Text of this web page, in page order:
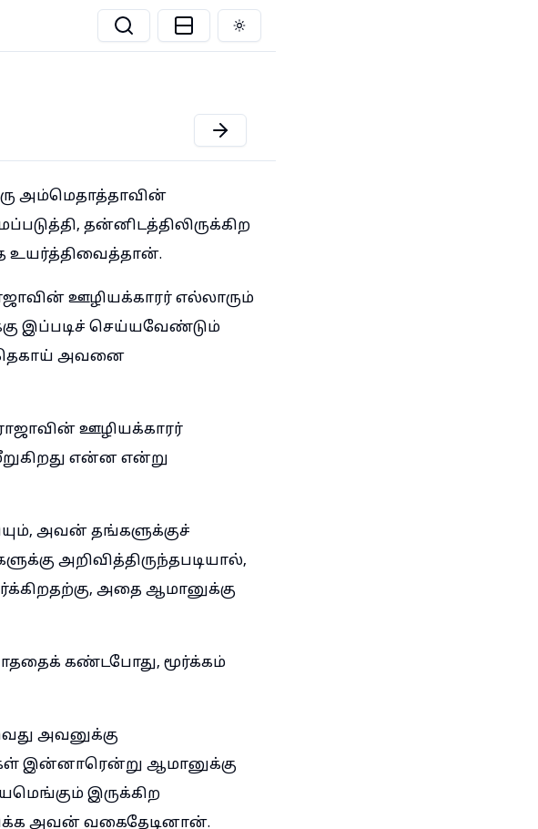
Toggle theme
அம்மெதாத்தாவின்
தன்னிடத்திலிருக்கிற
உயர்த்திவைத்தான்.
ஊழியக்காரர் எல்லாரும்
இப்படிச் செய்யவேண்டும்
அவனை
ஊழியக்காரர்
என்ன என்று
அவன் தங்களுக்குச்
அறிவித்திருந்தபடியால்,
அதை ஆமானுக்கு
கண்டபோது, மூர்க்கம்
அவனுக்கு
இன்னாரென்று ஆமானுக்கு
இருக்கிற
அவன் வகைதேடினான்.